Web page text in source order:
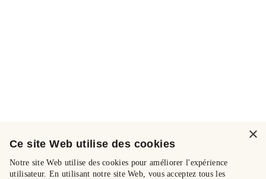
×
Ce site Web utilise des cookies
Notre site Web utilise des cookies pour améliorer l'expérience
utilisateur. En utilisant notre site Web, vous acceptez tous les